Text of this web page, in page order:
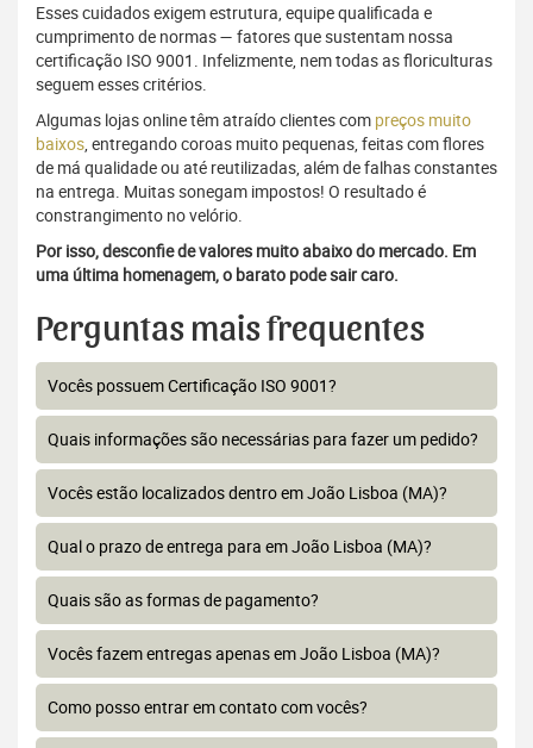
Esses cuidados exigem estrutura, equipe qualificada e
cumprimento de normas — fatores que sustentam nossa
certificação ISO 9001. Infelizmente, nem todas as floriculturas
seguem esses critérios.
Algumas lojas online têm atraído clientes com preços muito
baixos, entregando coroas muito pequenas, feitas com flores
de má qualidade ou até reutilizadas, além de falhas constantes
na entrega. Muitas sonegam impostos! O resultado é
constrangimento no velório.
Por isso, desconfie de valores muito abaixo do mercado. Em
uma última homenagem, o barato pode sair caro.
Perguntas mais frequentes
Vocês possuem Certificação ISO 9001?
Quais informações são necessárias para fazer um pedido?
Vocês estão localizados dentro em João Lisboa (MA)?
Qual o prazo de entrega para em João Lisboa (MA)?
Quais são as formas de pagamento?
Vocês fazem entregas apenas em João Lisboa (MA)?
Como posso entrar em contato com vocês?